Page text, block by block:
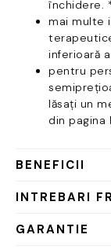
închidere.
mai multe
inferioară
pentru
lăsați un
din pagina
BENEFICII
INTREBARI
GARANTIE